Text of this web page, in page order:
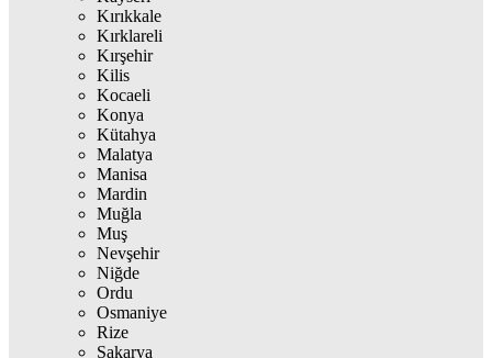
Kırıkkale
Kırklareli
Kırşehir
Kilis
Kocaeli
Konya
Kütahya
Malatya
Manisa
Mardin
Muğla
Muş
Nevşehir
Niğde
Ordu
Osmaniye
Rize
Sakarya